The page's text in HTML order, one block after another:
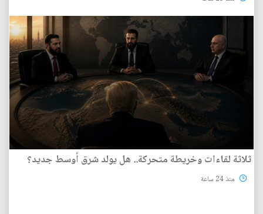
ثلاثة لقاءات وخريطة متحركة.. هل يولد شرق أوسط جديد؟
منذ 24 ساعة